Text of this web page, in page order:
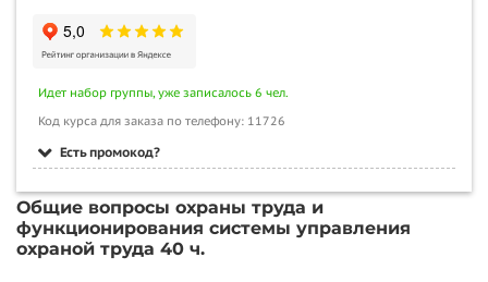
Идет набор группы, уже записалось 6 чел.
Код курса для заказа по телефону: 11726
Есть промокод?
Общие вопросы охраны труда и
функционирования системы управления
охраной труда 40 ч.